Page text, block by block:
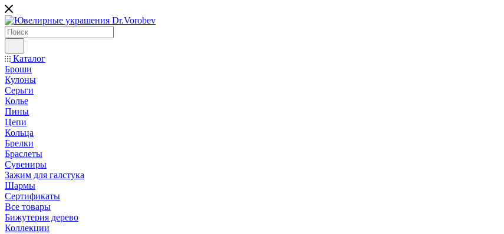
Каталог
Броши
Кулоны
Серьги
Колье
Пины
Цепи
Кольца
Брелки
Браслеты
Сувениры
Зажим для галстука
Шармы
Сертификаты
Все товары
Бижутерия дерево
Коллекции